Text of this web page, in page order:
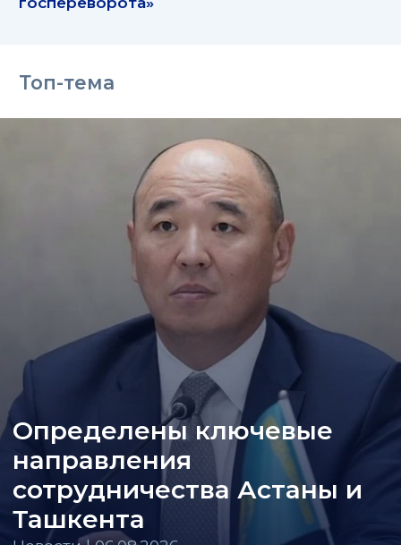
Топ-тема
Определены ключевые
направления
сотрудничества Астаны и
Ташкента